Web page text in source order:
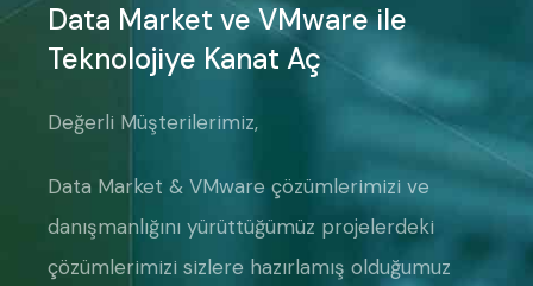
Data Market ve VMware ile
Teknolojiye Kanat Aç
Değerli Müşterilerimiz,
Data Market & VMware çözümlerimizi ve
danışmanlığını yürüttüğümüz projelerdeki
çözümlerimizi sizlere hazırlamış olduğumuz